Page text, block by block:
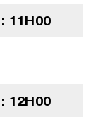
11H00
12H00